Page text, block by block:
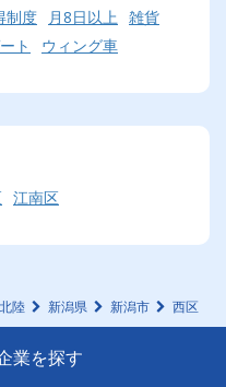
制度 月8日以上
雑貨
ト ウィング車
江南区
陸 新潟県 新潟市 西区
業を探す